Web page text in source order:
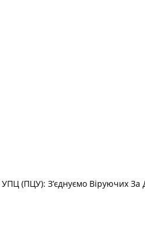
(ПЦУ): З’єднуємо Віруючих